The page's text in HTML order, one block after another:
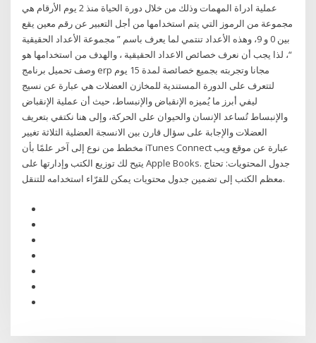
عملية ادراة المهمات وذلك من خلال دورة الحياة منذ 2 يوم الأرقام هي
مجموعة من الرموز التي يتم استخدامها من أجل التعبير عن رقم معين يقع
بين 0 و 9، وهذه الأعداد تنتمي لما يعرف باسم ” مجموعة الأعداد الحقيقية
“، لذا يجب أن نعرف خصائص الاعداد الحقيقية ، والهدف من استخدامها هو
وصف تحميل برنامج erp مجانا وتجربته بجميع خصائصة لمدة 15 يوم
لتتعرف على الدورة المستندية للمخازن العضلات هي عبارة عن نسيج
ليفي أبرز ما يُميزه الإنقباض والإنبساط، حيث أن عملية الإنقباض
والإنبساط تُساعد الإنسان والحيوان على الحركة، وإلى هنا نكتفي بتعريف
العضلات والإجابة على سؤال قارن بين الانسجة العضلية الثلاثة تغيير
مخطط من نوع إلى آخر علمًا بأن iTunes Connect عبارة عن موقع ويب
يتيح لك توزيع الكتب وإدارتها على Apple Books. جدول المحتويات: تحتاج
معظم الكتب إلى تضمين جدول محتويات يمكن للقرّاء استخدامه للتنقل.